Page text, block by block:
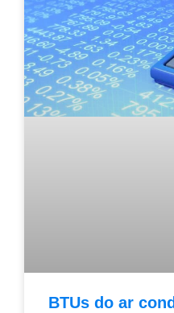
BTUs do ar